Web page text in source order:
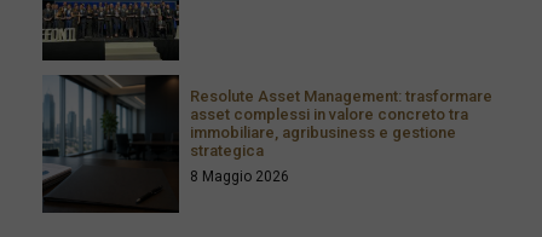
Resolute Asset Management: trasformare
asset complessi in valore concreto tra
immobiliare, agribusiness e gestione
strategica
8 Maggio 2026